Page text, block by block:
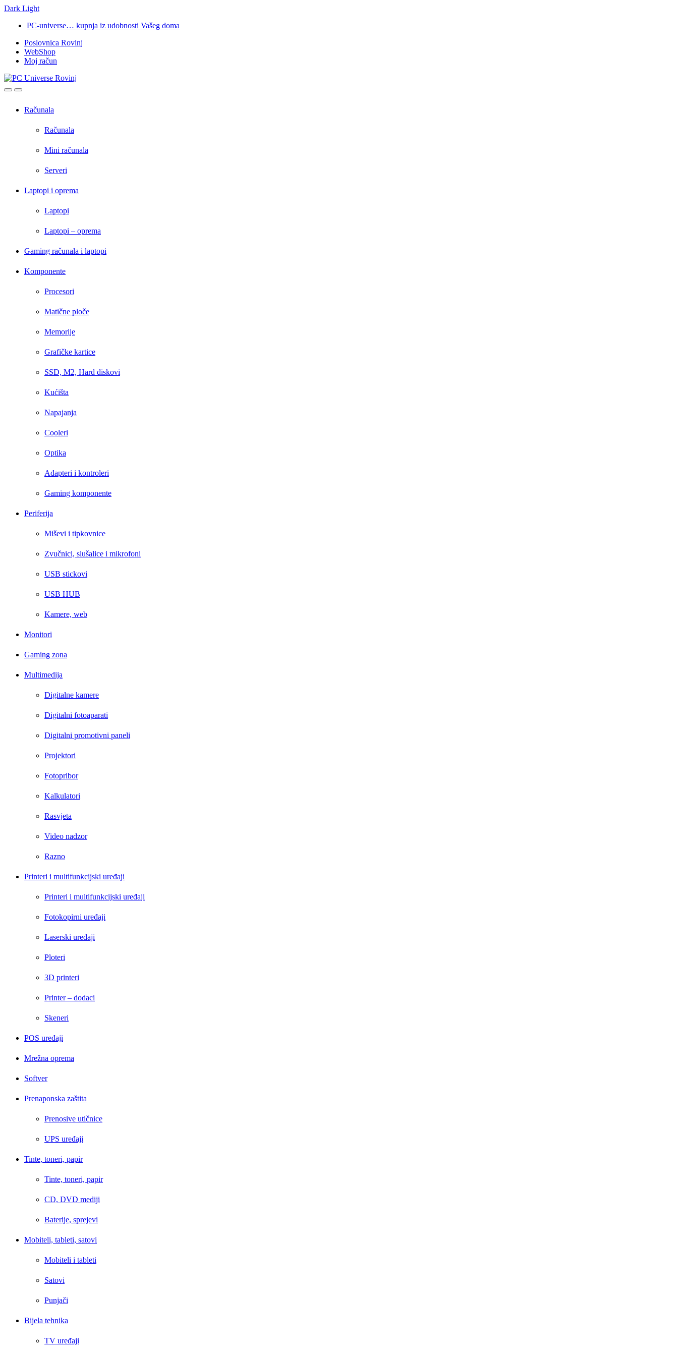
Dark Light
navigation
content
PC-universe… kupnja iz udobnosti Vašeg doma
Poslovnica Rovinj
WebShop
Moj račun
OpenClose
Računala
Računala
Mini računala
Serveri
Laptopi i oprema
Laptopi
Laptopi – oprema
Gaming računala i laptopi
Komponente
Procesori
Matične ploče
Memorije
Grafičke kartice
SSD, M2, Hard diskovi
Kućišta
Napajanja
Cooleri
Optika
Adapteri i kontroleri
Gaming komponente
Periferija
Miševi i tipkovnice
Zvučnici, slušalice i mikrofoni
USB stickovi
USB HUB
Kamere, web
Monitori
Gaming zona
Multimedija
Digitalne kamere
Digitalni fotoaparati
Digitalni promotivni paneli
Projektori
Fotopribor
Kalkulatori
Rasvjeta
Video nadzor
Razno
Printeri i multifunkcijski uređaji
Printeri i multifunkcijski uređaji
Fotokopirni uređaji
Laserski uređaji
Ploteri
3D printeri
Printer – dodaci
Skeneri
POS uređaji
Mrežna oprema
Softver
Prenaponska zaštita
Prenosive utičnice
UPS uređaji
Tinte, toneri, papir
Tinte, toneri, papir
CD, DVD mediji
Baterije, sprejevi
Mobiteli, tableti, satovi
Mobiteli i tableti
Satovi
Punjači
Bijela tehnika
TV uređaji